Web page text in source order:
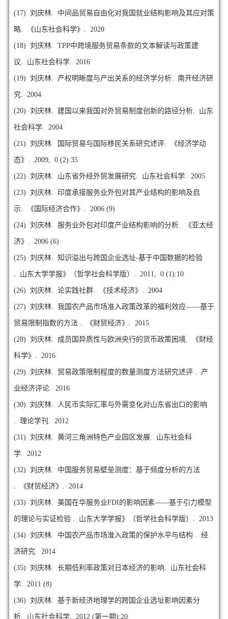
(17) 刘庆林. 中间品贸易自由化对我国就业结构影响及其应对策
略. 《山东社会科学》. 2020
(18) 刘庆林. TPP中跨境服务贸易条款的文本解读与政策建
议. 山东社会科学. 2016
(19) 刘庆林. 产权明晰度与产出关系的经济学分析. 南开经济研
究. 2004
(20) 刘庆林. 建国以来我国对外贸易制度创新的路径分析. 山东
社会科学. 2004
(21) 刘庆林. 国际贸易与国际移民关系研究述评. 《经济学动
态》. 2009, 0 (2):35
(22) 刘庆林. 山东省外经外贸发展研究. 山东社会科学. 2005
(23) 刘庆林. 印度承接服务业外包对其产业结构的影响及启
示. 《国际经济合作》. 2006 (9)
(24) 刘庆林. 服务业外包对印度产业结构影响的分析. 《亚太经
济》. 2006 (6)
(25) 刘庆林. 知识溢出与跨国企业选址-基于中国数据的检验
. 山东大学学报》（哲学社会科学版）. 2011, 0 (1):10
(26) 刘庆林. 论实践社群. 《技术经济》. 2004
(27) 刘庆林. 我国农产品市场准入政策改革的福利效应——基于
贸易限制指数的方法 . 《财贸经济》. 2015
(28) 刘庆林. 成员国异质性与欧洲央行的货币政策困境. 《财经
科学》. 2016
(29) 刘庆林. 贸易政策限制程度的数量测度方法研究述评 . 产
业经济评论. 2016
(30) 刘庆林. 人民币实际汇率与外需变化对山东省出口的影响
. 理论学刊. 2012
(31) 刘庆林. 黄河三角洲特色产业园区发展. 山东社会科
学. 2012
(32) 刘庆林. 中国服务贸易壁垒测度：基于频度分析的方法
. 《财贸经济》. 2014
(33) 刘庆林. 美国在华服务业FDI的影响因素——基于引力模型
的理论与实证检验 . 山东大学学报》（哲学社会科学版）. 2013
(34) 刘庆林. 中国农产品市场准入政策的保护水平与结构 . 经
济研究. 2014
(35) 刘庆林. 长期低利率政策对日本经济的影响. 山东社会科
学. 2011 (8)
(36) 刘庆林. 基于新经济地理学的跨国企业选址影响因素分
析. 山东社会科学. 2012 (第一期):20